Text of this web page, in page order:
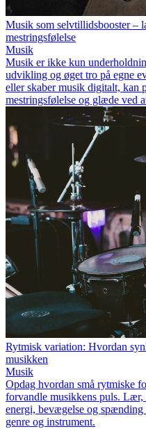
Musik som selvtillidsbooster –
mestringsfølelse
Musik
Musik er ikke kun
udvikling og øget tro på egne
eller skaber musik digitalt, kan
mestringsfølelse og glæde ved
Rytmisk variation: Hvordan
musikken
Musik
Opdag hvordan små rytmiske
forvandle musikkens puls.
energi, bevægelse og
genre og instrument.